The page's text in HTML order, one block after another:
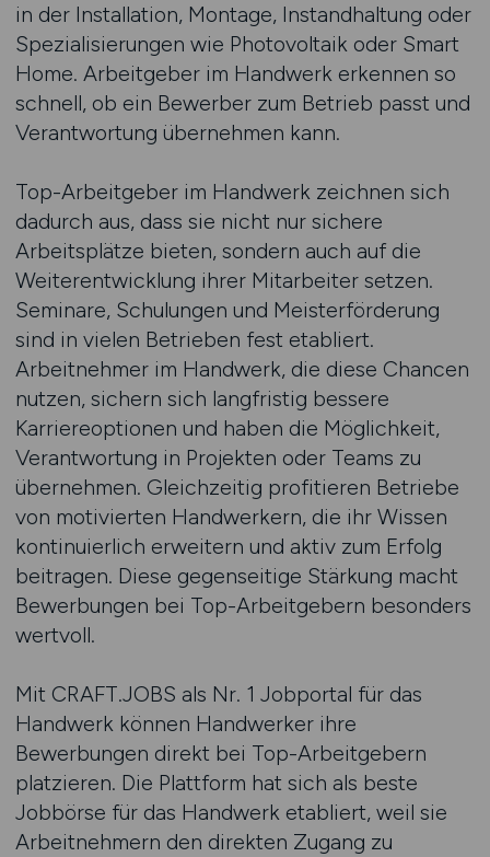
in der Installation, Montage, Instandhaltung oder
Spezialisierungen wie Photovoltaik oder Smart
Home. Arbeitgeber im Handwerk erkennen so
schnell, ob ein Bewerber zum Betrieb passt und
Verantwortung übernehmen kann.
Top-Arbeitgeber im Handwerk zeichnen sich
dadurch aus, dass sie nicht nur sichere
Arbeitsplätze bieten, sondern auch auf die
Weiterentwicklung ihrer Mitarbeiter setzen.
Seminare, Schulungen und Meisterförderung
sind in vielen Betrieben fest etabliert.
Arbeitnehmer im Handwerk, die diese Chancen
nutzen, sichern sich langfristig bessere
Karriereoptionen und haben die Möglichkeit,
Verantwortung in Projekten oder Teams zu
übernehmen. Gleichzeitig profitieren Betriebe
von motivierten Handwerkern, die ihr Wissen
kontinuierlich erweitern und aktiv zum Erfolg
beitragen. Diese gegenseitige Stärkung macht
Bewerbungen bei Top-Arbeitgebern besonders
wertvoll.
Mit CRAFT.JOBS als Nr. 1 Jobportal für das
Handwerk können Handwerker ihre
Bewerbungen direkt bei Top-Arbeitgebern
platzieren. Die Plattform hat sich als beste
Jobbörse für das Handwerk etabliert, weil sie
Arbeitnehmern den direkten Zugang zu